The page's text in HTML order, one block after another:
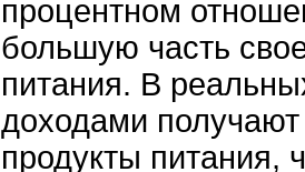
процентном
большую часть
питания. В
доходами
продукты питания,